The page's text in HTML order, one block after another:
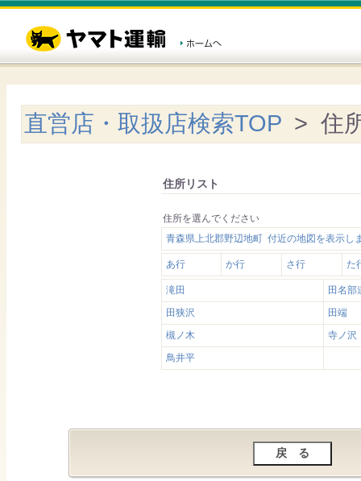
直営店・取扱店検索TOP > 住
住所リスト
住所を選んでください
青森県上北郡野辺地町 付近の地図を表示し
あ行 か行 さ行 た
滝田
田名部
田狭沢
田端
槻ノ木
寺ノ沢
鳥井平